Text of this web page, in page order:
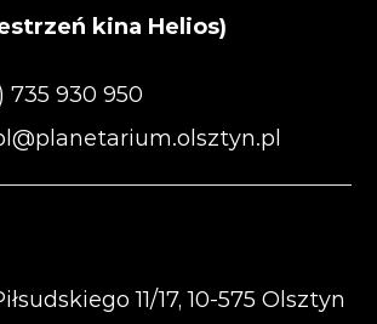
kina Helios)
735 930 950
11/17, 10-575 Olsztyn